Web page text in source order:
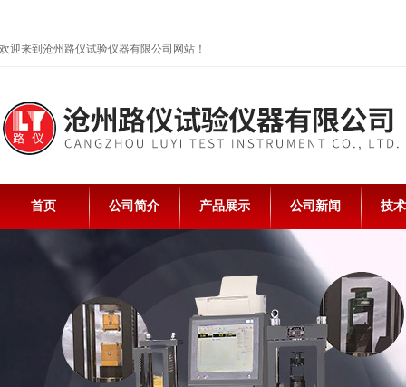
欢迎来到沧州路仪试验仪器有限公司网站！
首页 公司简介 产品展示 公司新闻 技